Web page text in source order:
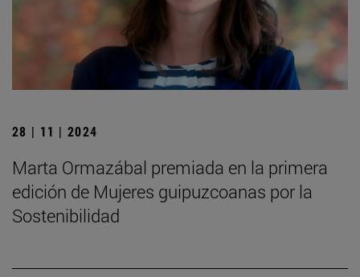
28 | 11 | 2024
Marta Ormazábal premiada en la primera
edición de Mujeres guipuzcoanas por la
Sostenibilidad